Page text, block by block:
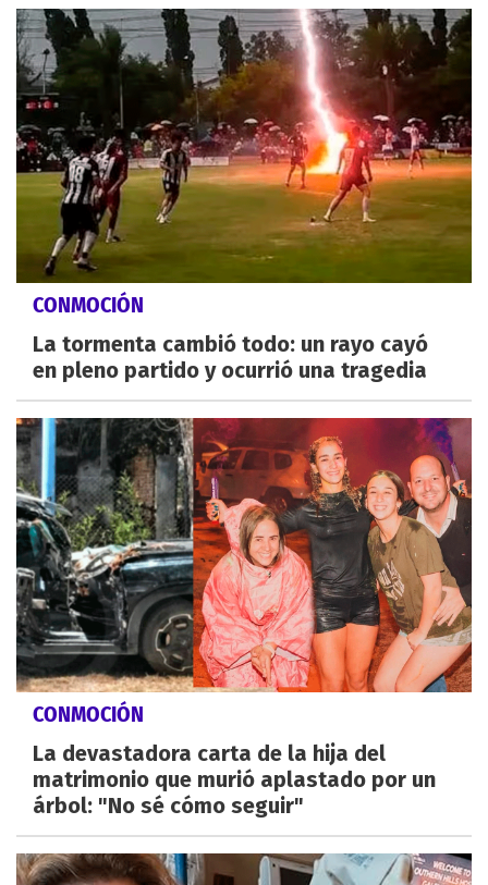
CONMOCIÓN
La tormenta cambió todo: un rayo cayó
en pleno partido y ocurrió una tragedia
CONMOCIÓN
La devastadora carta de la hija del
matrimonio que murió aplastado por un
árbol: "No sé cómo seguir"